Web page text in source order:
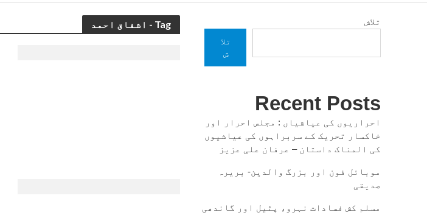
Tag - اشفاق احمد تلاش
تلا
ش
Recent Posts
احراریوں کی عیاشیاں : مجلس احرار اور
خاکسار تحریک کے سربراہوں کی عیاشیوں
کی المناک داستان – عرفان علی عزیز
موبائل فون اور بزرگ والدین- بریرہ
صدیقی
مسلم کش فسادات نہرو، پٹیل اور گاندھی